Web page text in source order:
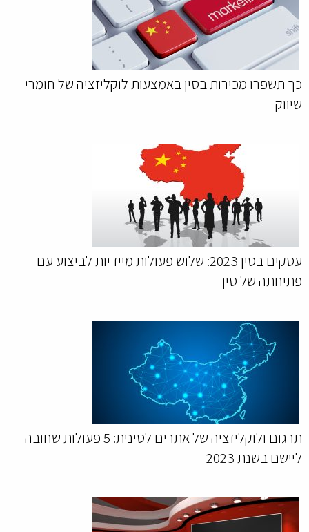
כך תשפרו מכירות בסין באמצעות לוקליזציה של חומרי
שיווק
עסקים בסין 2023: שלוש פעולות מיידיות לביצוע עם
פתיחתה של סין
תרגום ולוקליזציה של אתרים לסינית: 5 פעולות שחובה
ליישם בשנת 2023